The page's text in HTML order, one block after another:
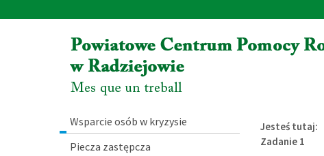
Menu
Wsparcie osób w kryzysie
Piecza zastępcza
Jesteś tutaj:
Zadanie 1